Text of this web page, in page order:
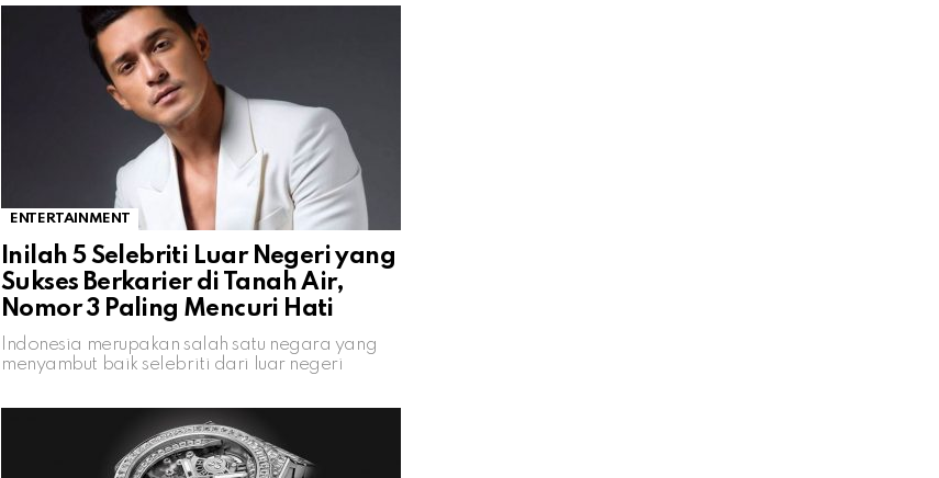
ENTERTAINMENT
Inilah 5 Selebriti Luar Negeri yang
Sukses Berkarier di Tanah Air,
Nomor 3 Paling Mencuri Hati
Indonesia merupakan salah satu negara yang
menyambut baik selebriti dari luar negeri